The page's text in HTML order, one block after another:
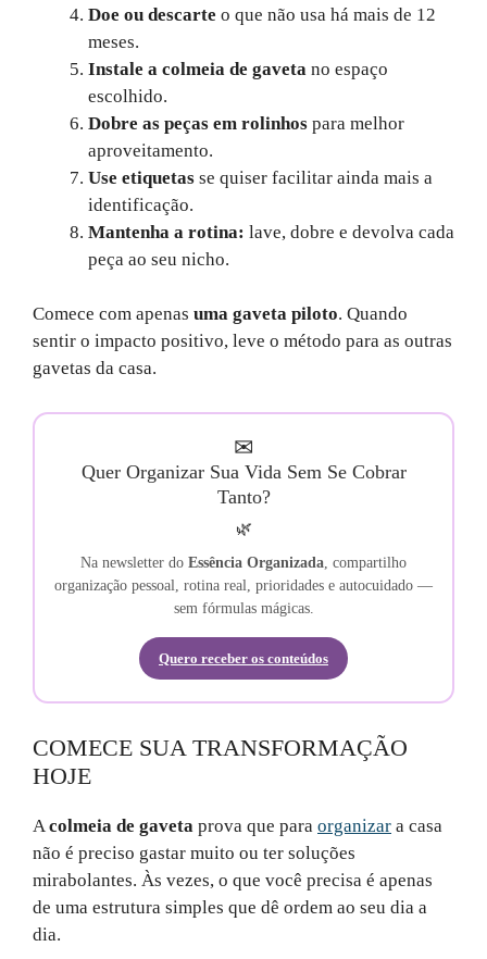
Doe ou descarte o que não usa há mais de 12
meses.
Instale a colmeia de gaveta no espaço
escolhido.
Dobre as peças em rolinhos para melhor
aproveitamento.
Use etiquetas se quiser facilitar ainda mais a
identificação.
Mantenha a rotina: lave, dobre e devolva cada
peça ao seu nicho.
Comece com apenas uma gaveta piloto. Quando
sentir o impacto positivo, leve o método para as outras
gavetas da casa.
✉
Quer Organizar Sua Vida Sem Se Cobrar
Tanto?
🌿
Na newsletter do Essência Organizada, compartilho
organização pessoal, rotina real, prioridades e autocuidado —
sem fórmulas mágicas.
Quero receber os conteúdos
COMECE SUA TRANSFORMAÇÃO
HOJE
Acolmeia de gaveta prova que para organizar a casa
não é preciso gastar muito ou ter soluções
mirabolantes. Às vezes, o que você precisa é apenas
de uma estrutura simples que dê ordem ao seu dia a
dia.